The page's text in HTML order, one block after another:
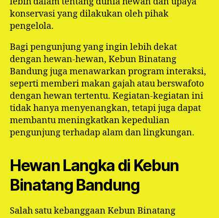
konservasi yang dilakukan oleh pihak
pengelola.
Bagi pengunjung yang ingin lebih dekat
dengan hewan-hewan, Kebun Binatang
Bandung juga menawarkan program interaksi,
seperti memberi makan gajah atau berswafoto
dengan hewan tertentu. Kegiatan-kegiatan ini
tidak hanya menyenangkan, tetapi juga dapat
membantu meningkatkan kepedulian
pengunjung terhadap alam dan lingkungan.
Hewan Langka di Kebun
Binatang Bandung
Salah satu kebanggaan Kebun Binatang